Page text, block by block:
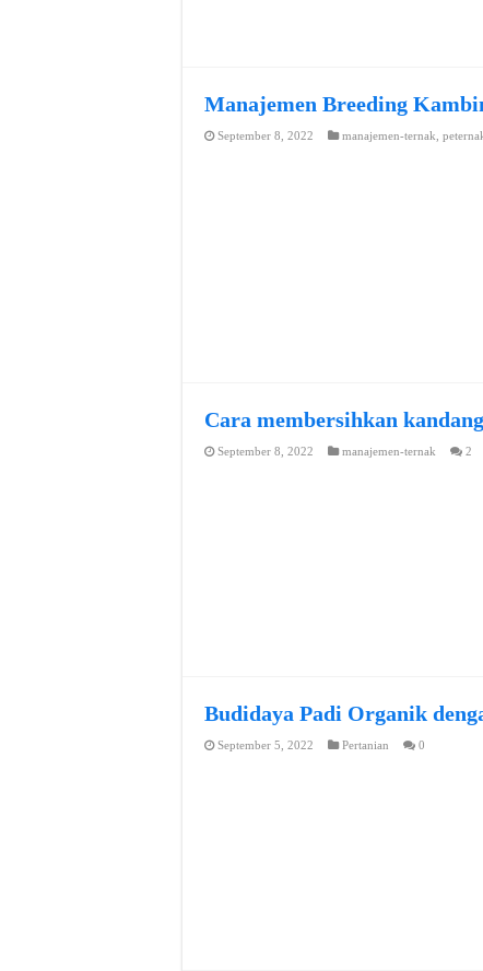
Manajemen Breeding
September 8, 2022 manajemen-ternak
Cara membersihkan
September 8, 2022 manajemen-ternak 2
Budidaya Padi Organik
September 5, 2022 Pertanian 0